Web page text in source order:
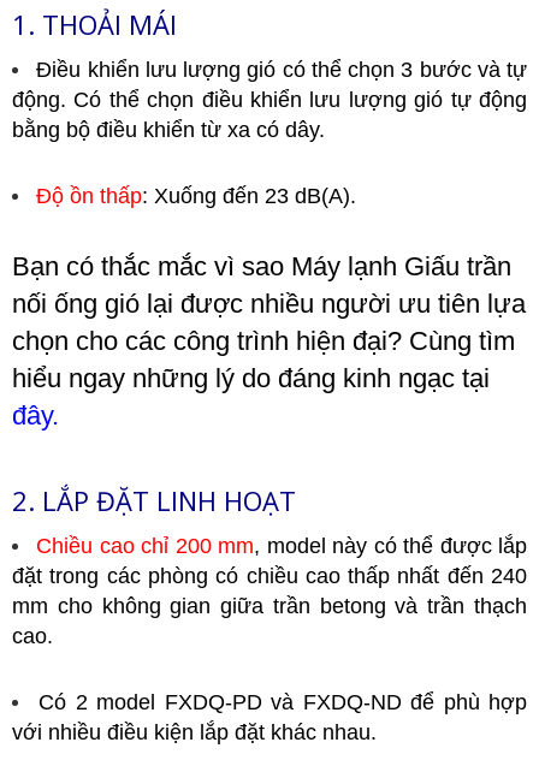
1. THOẢI MÁI
Điều khiển lưu lượng gió có thể chọn 3 bước và tự
động. Có thể chọn điều khiển lưu lượng gió tự động
bằng bộ điều khiển từ xa có dây.
Độ ồn thấp: Xuống đến 23 dB(A).
Bạn có thắc mắc vì sao Máy lạnh Giấu trần
nối ống gió lại được nhiều người ưu tiên lựa
chọn cho các công trình hiện đại? Cùng tìm
hiểu ngay những lý do đáng kinh ngạc tại
đây.
2. LẮP ĐẶT LINH HOẠT
Chiều cao chỉ 200 mm, model này có thể được lắp
đặt trong các phòng có chiều cao thấp nhất đến 240
mm cho không gian giữa trần betong và trần thạch
cao.
Có 2 model FXDQ-PD và FXDQ-ND để phù hợp
với nhiều điều kiện lắp đặt khác nhau.